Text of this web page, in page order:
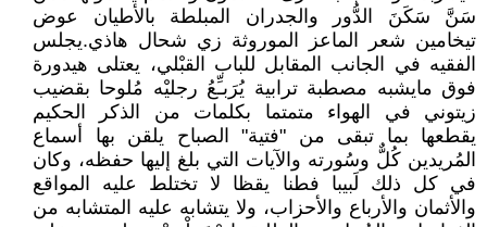
سَنَّ سَكَنَ الدُّور والجدران المبلطة بالأطيان عوض
تيخامين شعر الماعز الموروثة زي شحال هاذي.يجلس
الفقيه في الجانب المقابل للباب القبْلي، يعتلى هيدورة
فوق مايشبه مصطبة ترابية يُرَبـِّعُ رجليْه مُلوحا بقضيب
زيتوني في الهواء متمتما بكلمات من الذكر الحكيم
يقطعها بما تبقى من "فتية" الصباح يلقن بها أسماع
المُريدين كُلٌّ وسُورته والآيات التي بلغ إليها حفظه، وكان
في كل ذلك لَبيبا فطنا يقظا لا تختلط عليه المواقع
والأثمان والأرباع والأحزاب، ولا يتشابه عليه المتشابه من